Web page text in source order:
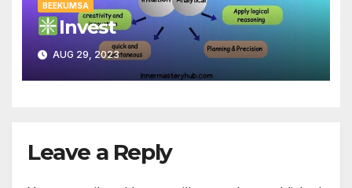
BEEKUMSA
Invest
AUG 29, 2023
Leave a Reply